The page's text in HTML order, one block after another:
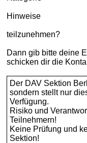
Hinweise
teilzunehmen?
Dann gib bitte deine
schicken dir die
Der DAV Sektion
sondern stellt nur
Verfügung.
Risiko und
Teilnehmern!
Keine Prüfung und
Sektion!